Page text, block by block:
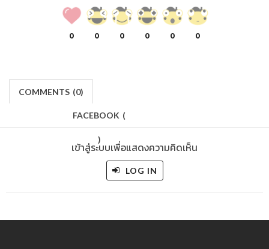
0 0 0 0 0 0
COMMENTS (0)
FACEBOOK (
)
เข้าสู่ระบบเพื่อแสดงความคิดเห็น
LOG IN